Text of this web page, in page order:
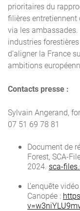
prioritaires du
filières
via les
industries
d’aligner la France
ambitions
Contacts presse :
Sylvain Angerand,
07 51 69 78 81
Document de
Forest, SCA-
2024. sca-
L’enquête
Canopée :